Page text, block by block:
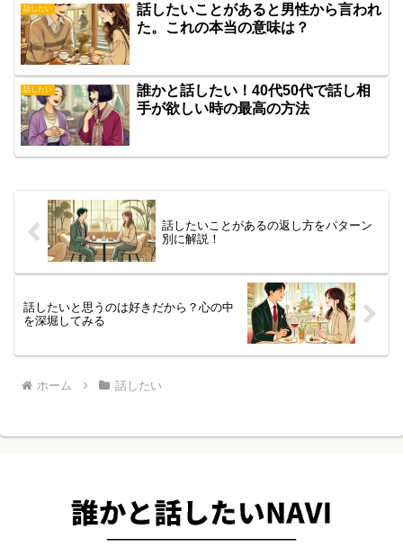
話したい
話したいことがあると男性から言われ
た。これの本当の意味は？
話したい
誰かと話したい！40代50代で話し相
手が欲しい時の最高の方法
話したいことがあるの返し方をパターン
別に解説！
話したいと思うのは好きだから？心の中
を深堀してみる
ホーム 話したい